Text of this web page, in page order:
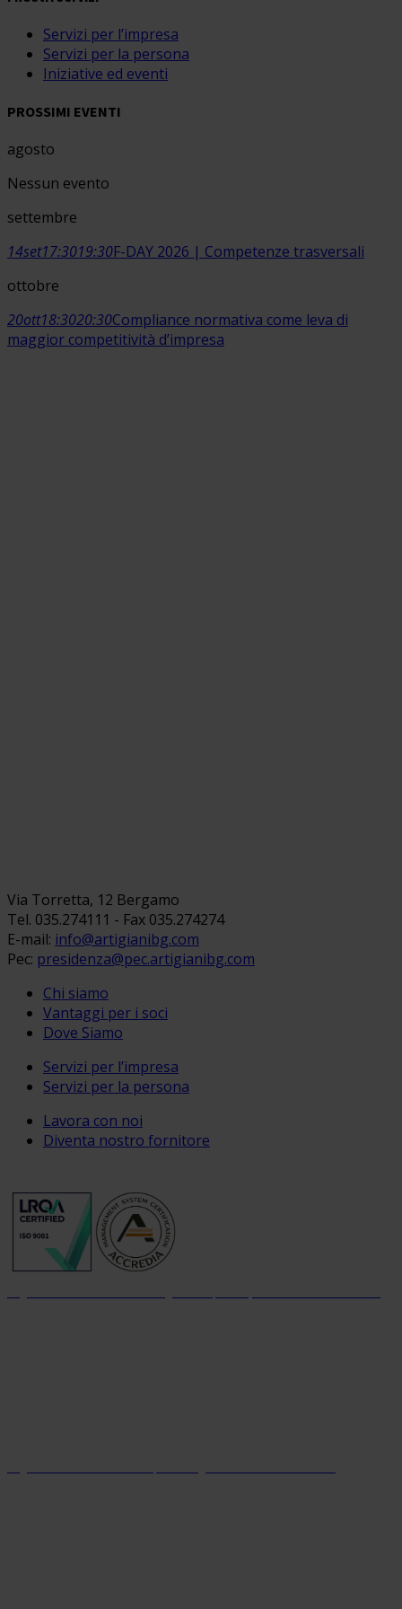
Servizi per l’impresa
Servizi per la persona
Iniziative ed eventi
PROSSIMI EVENTI
agosto
Nessun evento
settembre
14set17:3019:30F-DAY 2026 | Competenze trasversali
ottobre
20ott18:3020:30Compliance normativa come leva di
maggior competitività d’impresa
Via Torretta, 12 Bergamo
Tel. 035.274111 - Fax 035.274274
E-mail: info@artigianibg.com
Pec: presidenza@pec.artigianibg.com
Chi siamo
Vantaggi per i soci
Dove Siamo
Servizi per l’impresa
Servizi per la persona
Lavora con noi
Diventa nostro fornitore